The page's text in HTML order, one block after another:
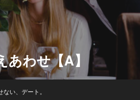
わせ【A】
い、デート。